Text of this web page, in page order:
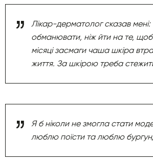
Лікар-дерматолог сказав
обманювати, ніж йти на те,
місяці засмаги чаша шкіра
життя. За шкірою треба
Я б ніколи не змогла стати
люблю поїсти та люблю